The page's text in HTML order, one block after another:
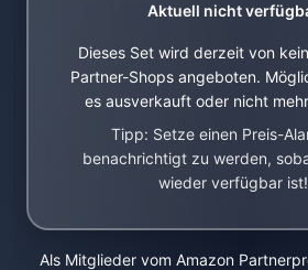
Aktuell nicht
Dieses Set wird derzeit von
Partner-Shops angeboten.
es ausverkauft oder nicht
Tipp: Setze einen Preis-
benachrichtigt zu werden,
wieder verfügbar ist!
Als Mitglieder vom Amazon